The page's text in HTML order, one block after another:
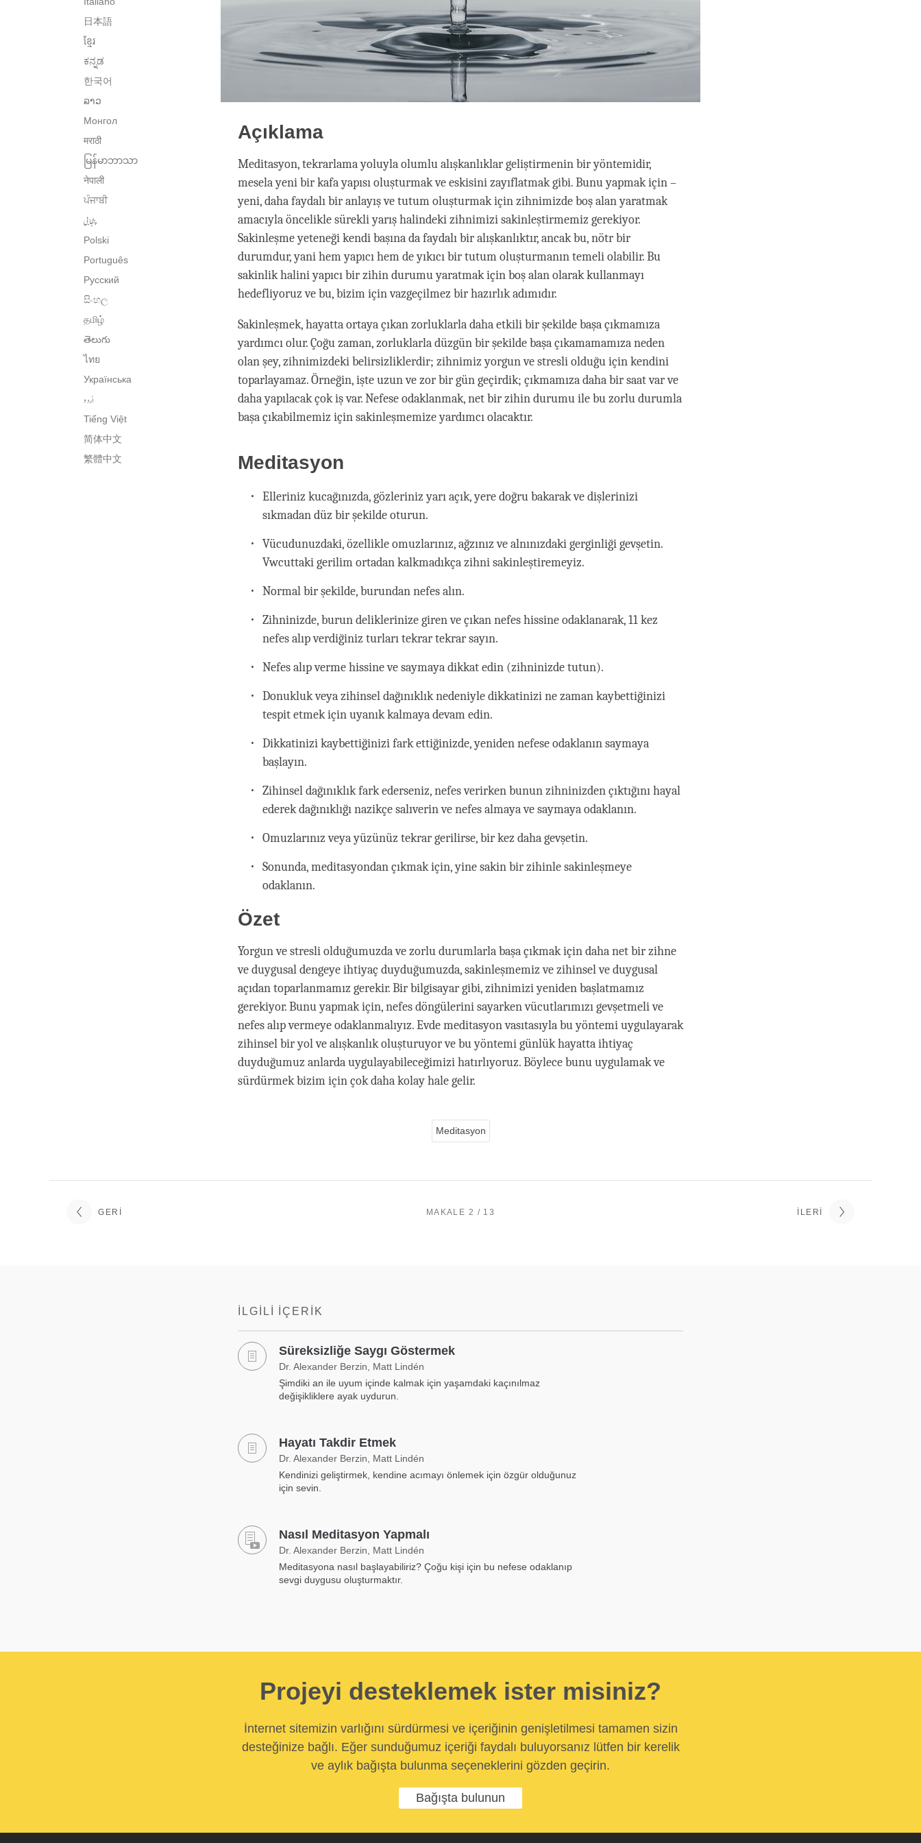
日本語
ខ្មែរ
ಕನ್ನಡ
한국어
ລາວ
Монгол
मराठी
မြန်မာဘာသာ
नेपाली
ਪੰਜਾਬੀ
پنجابی
Polski
Português
Русский
සිංහල
தமிழ்
తెలుగు
ไทย
Українська
اُردو
Tiếng Việt
简体中文
繁體中文
Açıklama
Meditasyon, tekrarlama yoluyla olumlu alışkanlıklar geliştirmenin bir yöntemidir,
mesela yeni bir kafa yapısı oluşturmak ve eskisini zayıflatmak gibi. Bunu yapmak için –
yeni, daha faydalı bir anlayış ve tutum oluşturmak için zihnimizde boş alan yaratmak
amacıyla öncelikle sürekli yarış halindeki zihnimizi sakinleştirmemiz gerekiyor.
Sakinleşme yeteneği kendi başına da faydalı bir alışkanlıktır, ancak bu, nötr bir
durumdur, yani hem yapıcı hem de yıkıcı bir tutum oluşturmanın temeli olabilir. Bu
sakinlik halini yapıcı bir zihin durumu yaratmak için boş alan olarak kullanmayı
hedefliyoruz ve bu, bizim için vazgeçilmez bir hazırlık adımıdır.
Sakinleşmek, hayatta ortaya çıkan zorluklarla daha etkili bir şekilde başa çıkmamıza
yardımcı olur. Çoğu zaman, zorluklarla düzgün bir şekilde başa çıkamamamıza neden
olan şey, zihnimizdeki belirsizliklerdir; zihnimiz yorgun ve stresli olduğu için kendini
toparlayamaz. Örneğin, işte uzun ve zor bir gün geçirdik; çıkmamıza daha bir saat var ve
daha yapılacak çok iş var. Nefese odaklanmak, net bir zihin durumu ile bu zorlu durumla
başa çıkabilmemiz için sakinleşmemize yardımcı olacaktır.
Meditasyon
Elleriniz kucağınızda, gözleriniz yarı açık, yere doğru bakarak ve dişlerinizi
sıkmadan düz bir şekilde oturun.
Vücudunuzdaki, özellikle omuzlarınız, ağzınız ve alnınızdaki gerginliği gevşetin.
Vwcuttaki gerilim ortadan kalkmadıkça zihni sakinleştiremeyiz.
Normal bir şekilde, burundan nefes alın.
Zihninizde, burun deliklerinize giren ve çıkan nefes hissine odaklanarak, 11 kez
nefes alıp verdiğiniz turları tekrar tekrar sayın.
Nefes alıp verme hissine ve saymaya dikkat edin (zihninizde tutun).
Donukluk veya zihinsel dağınıklık nedeniyle dikkatinizi ne zaman kaybettiğinizi
tespit etmek için uyanık kalmaya devam edin.
Dikkatinizi kaybettiğinizi fark ettiğinizde, yeniden nefese odaklanın saymaya
başlayın.
Zihinsel dağınıklık fark ederseniz, nefes verirken bunun zihninizden çıktığını hayal
ederek dağınıklığı nazikçe salıverin ve nefes almaya ve saymaya odaklanın.
Omuzlarınız veya yüzünüz tekrar gerilirse, bir kez daha gevşetin.
Sonunda, meditasyondan çıkmak için, yine sakin bir zihinle sakinleşmeye
odaklanın.
Özet
Yorgun ve stresli olduğumuzda ve zorlu durumlarla başa çıkmak için daha net bir zihne
ve duygusal dengeye ihtiyaç duyduğumuzda, sakinleşmemiz ve zihinsel ve duygusal
açıdan toparlanmamız gerekir. Bir bilgisayar gibi, zihnimizi yeniden başlatmamız
gerekiyor. Bunu yapmak için, nefes döngülerini sayarken vücutlarımızı gevşetmeli ve
nefes alıp vermeye odaklanmalıyız. Evde meditasyon vasıtasıyla bu yöntemi uygulayarak
zihinsel bir yol ve alışkanlık oluşturuyor ve bu yöntemi günlük hayatta ihtiyaç
duyduğumuz anlarda uygulayabileceğimizi hatırlıyoruz. Böylece bunu uygulamak ve
sürdürmek bizim için çok daha kolay hale gelir.
Meditasyon
GERI MAKALE 2 / 13 İLERI
İLGILI İÇERIK
Süreksizliğe Saygı Göstermek
Dr. Alexander Berzin, Matt Lindén
Şimdiki an ile uyum içinde kalmak için yaşamdaki kaçınılmaz
değişikliklere ayak uydurun.
Hayatı Takdir Etmek
Dr. Alexander Berzin, Matt Lindén
Kendinizi geliştirmek, kendine acımayı önlemek için özgür olduğunuz
için sevin.
Nasıl Meditasyon Yapmalı
Dr. Alexander Berzin, Matt Lindén
Meditasyona nasıl başlayabiliriz? Çoğu kişi için bu nefese odaklanıp
sevgi duygusu oluşturmaktır.
Projeyi desteklemek ister misiniz?
İnternet sitemizin varlığını sürdürmesi ve içeriğinin genişletilmesi tamamen sizin
desteğinize bağlı. Eğer sunduğumuz içeriği faydalı buluyorsanız lütfen bir kerelik
ve aylık bağışta bulunma seçeneklerini gözden geçirin.
Bağışta bulunun